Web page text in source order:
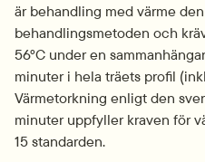
är behandling med värme
behandlingsmetoden och
56°C under en
minuter i hela träets profil
Värmetorkning enligt den
minuter uppfyller kraven för
15 standarden.